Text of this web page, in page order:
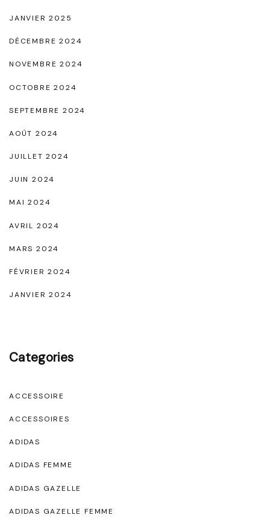
i
e
t
l
i
e
JANVIER 2025
DÉCEMBRE 2024
NOVEMBRE 2024
OCTOBRE 2024
SEPTEMBRE 2024
AOÛT 2024
JUILLET 2024
JUIN 2024
MAI 2024
AVRIL 2024
MARS 2024
FÉVRIER 2024
JANVIER 2024
Categories
ACCESSOIRE
ACCESSOIRES
ADIDAS
ADIDAS FEMME
ADIDAS GAZELLE
ADIDAS GAZELLE FEMME